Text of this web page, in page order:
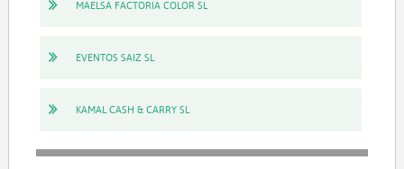
MAELSA FACTORIA COLOR SL
EVENTOS SAIZ SL
KAMAL CASH & CARRY SL